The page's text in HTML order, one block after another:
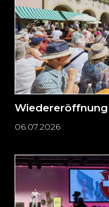
06.07.2026